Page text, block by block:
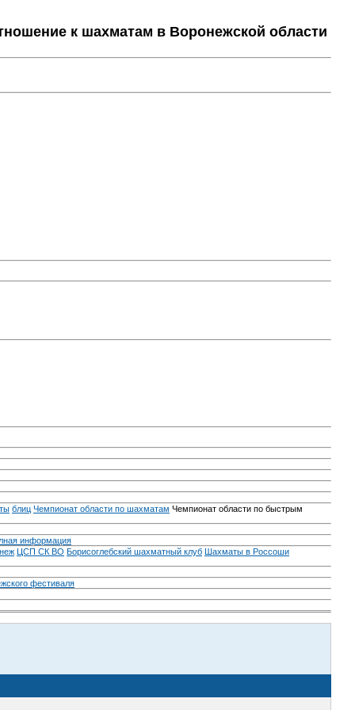
к шахматам в Воронежской области
блиц Чемпионат области по шахматам Чемпионат области по быстрым
информация
ЦСП СК ВО Борисоглебский шахматный клуб Шахматы в Россоши
фестиваля